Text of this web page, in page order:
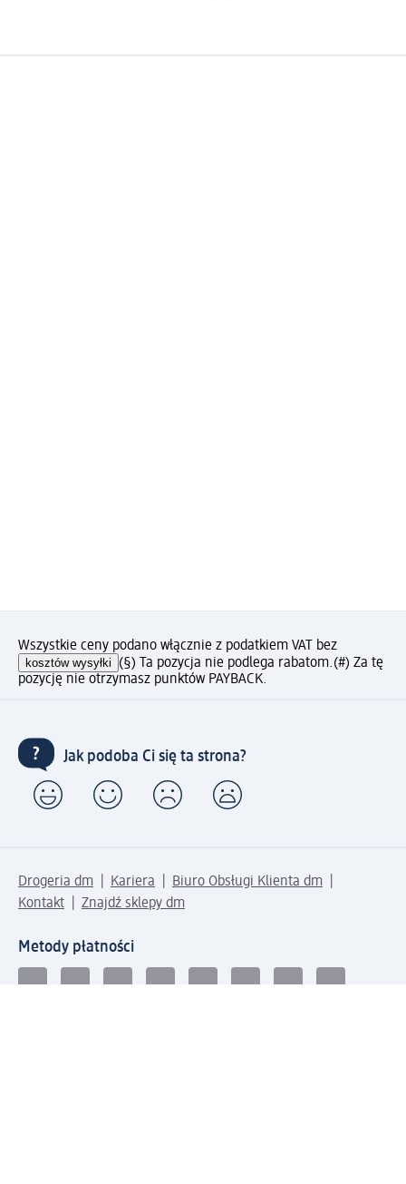
Wszystkie ceny podano włącznie z podatkiem VAT bez
kosztów wysyłki (§) Ta pozycja nie podlega rabatom.(#) Za tę
pozycję nie otrzymasz punktów PAYBACK.
Jak podoba Ci się ta strona?
Drogeria dm Kariera
Biuro Obsługi Klienta dm
Kontakt
Znajdź sklepy dm
Metody płatności